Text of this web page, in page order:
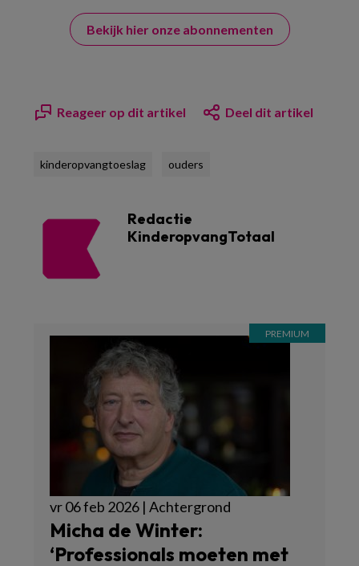
Bekijk hier onze abonnementen
Reageer op dit artikel Deel dit artikel
kinderopvangtoeslag ouders
Redactie
KinderopvangTotaal
vr 06 feb 2026 | Achtergrond
Micha de Winter:
‘Professionals moeten met